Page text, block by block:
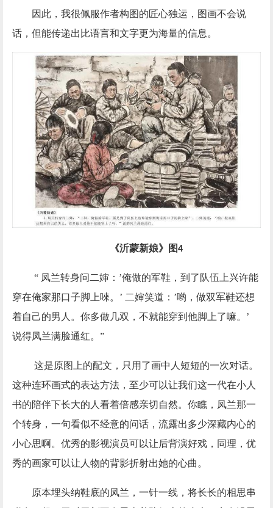
因此，我很佩服作者构图的匠心独运，图画不会说
话，但能传递出比语言和文字更为海量的信息。
《沂蒙新娘》图4
“ 凤兰转身问二婶：’俺做的军鞋，到了队伍上兴许能
穿在俺家那口子脚上唻。’ 二婶笑道：’哟，做双军鞋还想
着自己的男人。你多做几双，不就能穿到他脚上了嘛。’
说得凤兰满脸通红。”
这是原图上的配文，只用了画中人短短的一次对话。
这种连环画式的表达方法，至少可以让我们这一代在小人
书的陪伴下长大的人看着倍感亲切自然。你瞧，凤兰那一
个转身，一句看似不经意的问话，流露出多少深藏内心的
小心思啊。优秀的影视演员可以让后背演好戏，同理，优
秀的画家可以让人物的背影折射出她的心曲。
原本埋头纳鞋底的凤兰，一针一线，将长长的相思串